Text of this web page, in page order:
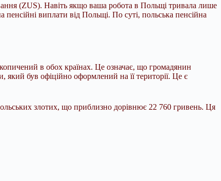
(ZUS). Навіть якщо ваша робота в Польщі тривала лише
пенсійні виплати від Польщі. По суті, польська пенсійна
в обох країнах. Це означає, що громадянин
був офіційно оформлений на її території. Це є
злотих, що приблизно дорівнює 22 760 гривень. Ця